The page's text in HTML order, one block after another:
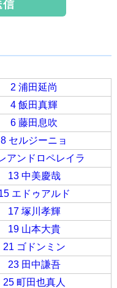
2 浦田延尚
4 飯田真輝
6 藤田息吹
8 セルジーニョ
アンドロペレイラ
13 中美慶哉
エドゥアルド
17 塚川孝輝
19 山本大貴
21 ゴドンミン
23 田中謙吾
25 町田也真人